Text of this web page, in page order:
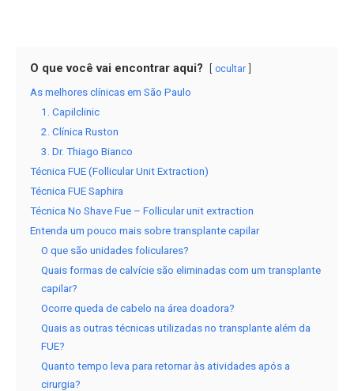
O que você vai encontrar aqui? ocultar
As melhores clínicas em São Paulo
1. Capilclinic
2. Clínica Ruston
3. Dr. Thiago Bianco
Técnica FUE (Follicular Unit Extraction)
Técnica FUE Saphira
Técnica No Shave Fue – Follicular unit extraction
Entenda um pouco mais sobre transplante capilar
O que são unidades foliculares?
Quais formas de calvície são eliminadas com um transplante
capilar?
Ocorre queda de cabelo na área doadora?
Quais as outras técnicas utilizadas no transplante além da
FUE?
Quanto tempo leva para retornar às atividades após a
cirurgia?